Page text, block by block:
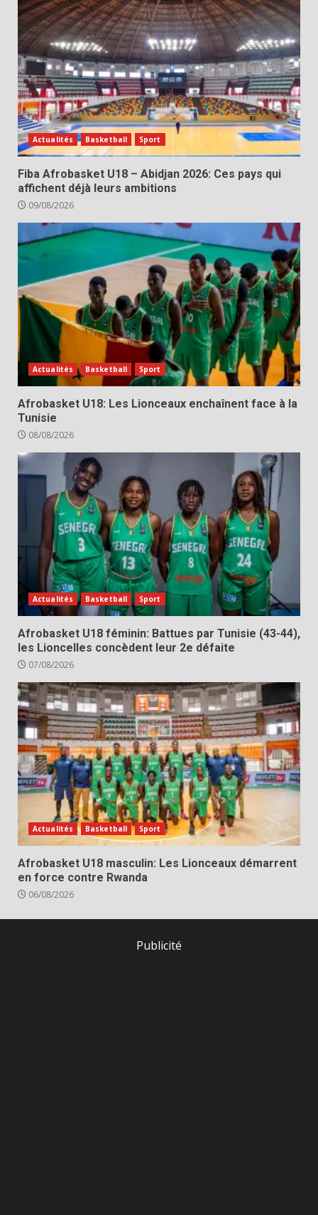
Actualités Basketball Sport
Fiba Afrobasket U18 – Abidjan 2026: Ces pays qui
affichent déjà leurs ambitions
09/08/2026
Actualités Basketball Sport
Afrobasket U18: Les Lionceaux enchaînent face à la
Tunisie
08/08/2026
Actualités Basketball Sport
Afrobasket U18 féminin: Battues par Tunisie (43-44),
les Lioncelles concèdent leur 2e défaite
07/08/2026
Actualités Basketball Sport
Afrobasket U18 masculin: Les Lionceaux démarrent
en force contre Rwanda
06/08/2026
Publicité